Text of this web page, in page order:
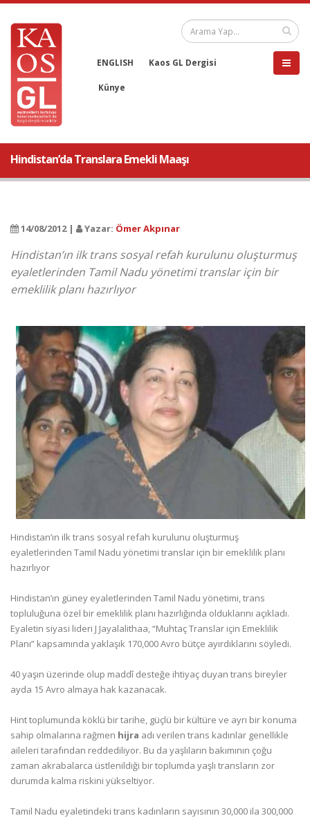
ENGLISH Kaos GL Dergisi
Künye
Hindistan’da Translara Emekli Maaşı
14/08/2012 | Yazar: Ömer Akpınar
Hindistan’ın ilk trans sosyal refah kurulunu oluşturmuş
eyaletlerinden Tamil Nadu yönetimi translar için bir
emeklilik planı hazırlıyor
Hindistan’ın ilk trans sosyal refah kurulunu oluşturmuş
eyaletlerinden Tamil Nadu yönetimi translar için bir emeklilik planı
hazırlıyor
Hindistan’ın güney eyaletlerinden Tamil Nadu yönetimi, trans
topluluğuna özel bir emeklilik planı hazırlığında olduklarını açıkladı.
Eyaletin siyasi lideri J Jayalalithaa, “Muhtaç Translar için Emeklilik
Planı” kapsamında yaklaşık 170,000 Avro bütçe ayırdıklarını söyledi.
40 yaşın üzerinde olup maddî desteğe ihtiyaç duyan trans bireyler
ayda 15 Avro almaya hak kazanacak.
Hint toplumunda köklü bir tarihe, güçlü bir kültüre ve ayrı bir konuma
sahip olmalarına rağmen hijra adı verilen trans kadınlar genellikle
aileleri tarafından reddediliyor. Bu da yaşlıların bakımının çoğu
zaman akrabalarca üstlenildiği bir toplumda yaşlı transların zor
durumda kalma riskini yükseltiyor.
Tamil Nadu eyaletindeki trans kadınların sayısının 30,000 ila 300,000